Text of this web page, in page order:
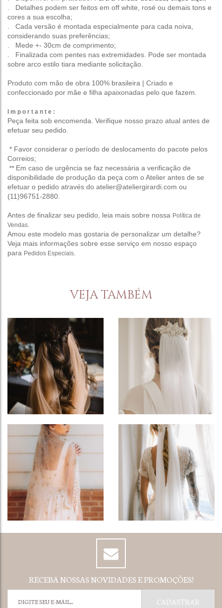
. Detalhes podem ser feitos em off white, rosé ou demais tons e
cores a sua escolha;
. Cada versão é montada especialmente para cada noiva,
considerando suas preferências;
. Mede +- 30cm de comprimento;
. Finalizada com pentes nas extremidades. Pode ser montada
sobre arco estilo tiara mediante solicitação.
Produto com mão de obra 100% brasileira | Criado e
confeccionado por mãe e filha apaixonadas pelo que fazem.
I m p o r t a n t e :
Peça feita sob encomenda. Verifique nosso prazo atual antes de
efetuar seu pedido.
* Favor considerar o período de deslocamento do pacote pelos
Correios;
** Em caso de urgência se faz necessária a verificação de
disponibilidade de produção da peça com o Atelier antes de se
efetuar o pedido através do atelier@ateliergirardi.com ou
(11)96751-2880.
Antes de finalizar seu pedido, leia mais sobre nossa Política de
Vendas
Amou este modelo mas gostaria de personalizar um detalhe?
Veja mais informações sobre esse serviço em nosso espaço
para Pedidos Especiais
VEJA TAMBÉM
RECEBA NOSSAS NOVIDADES E PROMOÇÕES!